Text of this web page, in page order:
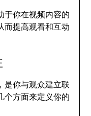
于你在视频内容的
而提高观看和互动
是你与观众建立联
个方面来定义你的